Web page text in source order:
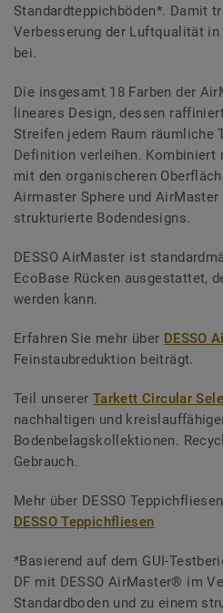
Standardteppichböden*. Damit
Verbesserung der Luftqualität in
bei.
Die insgesamt 18 Farben der
lineares Design, dessen
Streifen jedem Raum räumliche
Definition verleihen. Kombiniert
mit den organischeren
Airmaster Sphere und
strukturierte Bodendesigns.
DESSO AirMaster ist
EcoBase Rücken ausgestattet,
werden kann.
Erfahren Sie mehr über DESSO
Feinstaubreduktion beiträgt.
Teil unserer Tarkett Circular
nachhaltigen und
Bodenbelagskollektionen.
Gebrauch.
Mehr über DESSO
DESSO Teppichfliesen
*Basierend auf dem GUI-
DF mit DESSO AirMaster® im
Standardboden und zu einem